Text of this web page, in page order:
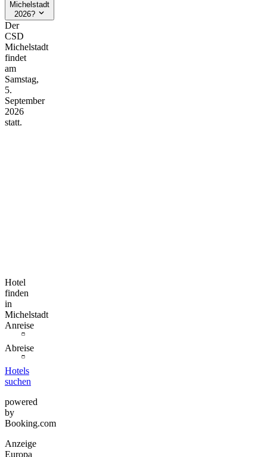
Michelstadt
2026?
Der
CSD
Michelstadt
findet
am
Samstag,
5.
September
2026
statt.
Hotel
finden
in
Michelstadt
Anreise
Abreise
Hotels
suchen
powered
by
Booking.com
Anzeige
Europa